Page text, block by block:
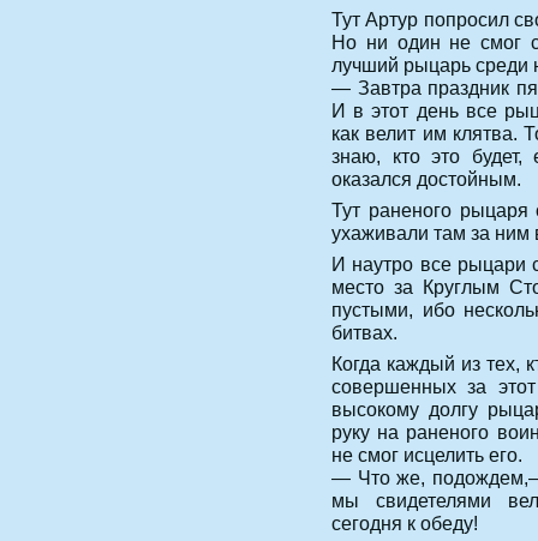
Тут Артур попросил
Но ни один не смог
лучший рыцарь среди
— Завтра праздник
И в этот день все
как велит им клятва.
знаю, кто это
оказался достойным.
Тут раненого
ухаживали там за ним
И наутро все рыцари
место за Круглым
пустыми, ибо
битвах.
Когда каждый из тех,
совершенных за
высокому долгу
руку на раненого
не смог исцелить его.
— Что же,
мы свидетелями
сегодня к обеду!